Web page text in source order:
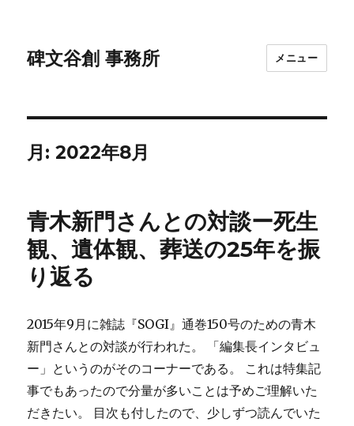
碑文谷創 事務所 メニュー
月:2022年8月
青木新門さんとの対談ー死生
観、遺体観、葬送の25年を振
り返る
2015年9月に雑誌『SOGI』通巻150号のための青木
新門さんとの対談が行われた。 「編集長インタビュ
ー」というのがそのコーナーである。 これは特集記
事でもあったので分量が多いことは予めご理解いた
だきたい。 目次も付したので、少しずつ読んでいた